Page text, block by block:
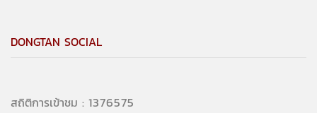
DONGTAN SOCIAL
สถิติการเข้าชม : 1474901